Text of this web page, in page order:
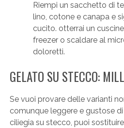
Riempi un sacchetto di
lino, cotone e canapa e
cucito. otterrai un
freezer o scaldare al
doloretti.
GELATO SU STECCO:
Se vuoi provare delle varianti
comunque leggere e gustose
ciliegia su stecco, puoi